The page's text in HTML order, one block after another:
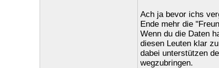
Ach ja bevor ichs
Ende mehr die
Wenn du die Daten
diesen Leuten klar
dabei unterstützen
wegzubringen.